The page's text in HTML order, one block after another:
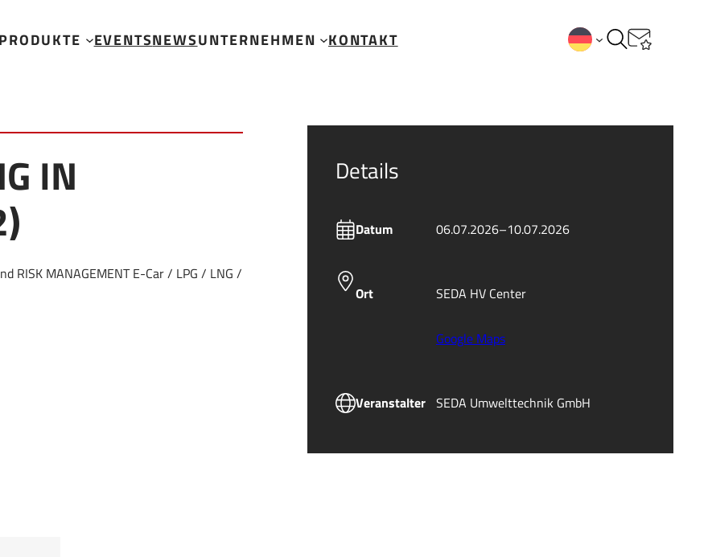
PRODUKTE EVENTSNEWSUNTERNEHMEN KONTAKT
IN
RISK MANAGEMENT E-Car / LPG / LNG /
Details
Datum 06.07.2026–10.07.2026
Ort SEDA HV Center
Google Maps
Veranstalter SEDA Umwelttechnik GmbH